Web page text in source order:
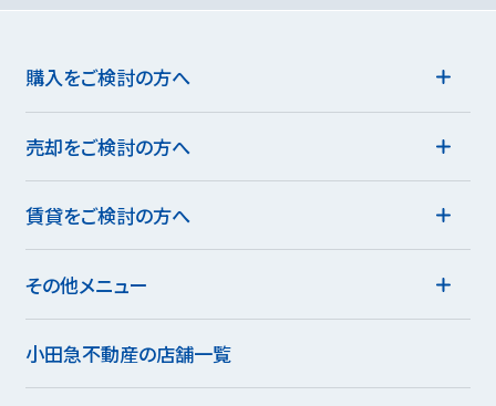
購入をご検討の方へ
売却をご検討の方へ
賃貸をご検討の方へ
その他メニュー
小田急不動産の店舗一覧